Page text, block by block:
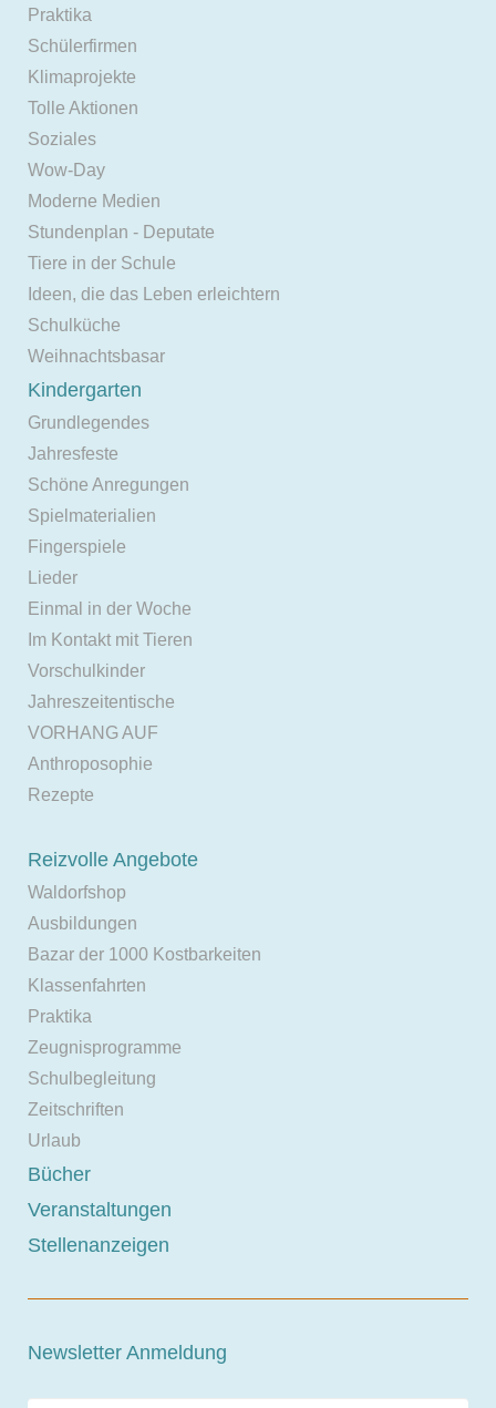
Praktika
Schülerfirmen
Klimaprojekte
Tolle Aktionen
Soziales
Wow-Day
Moderne Medien
Stundenplan - Deputate
Tiere in der Schule
Ideen, die das Leben erleichtern
Schulküche
Weihnachtsbasar
Kindergarten
Grundlegendes
Jahresfeste
Schöne Anregungen
Spielmaterialien
Fingerspiele
Lieder
Einmal in der Woche
Im Kontakt mit Tieren
Vorschulkinder
Jahreszeitentische
VORHANG AUF
Anthroposophie
Rezepte
Reizvolle Angebote
Waldorfshop
Ausbildungen
Bazar der 1000 Kostbarkeiten
Klassenfahrten
Praktika
Zeugnisprogramme
Schulbegleitung
Zeitschriften
Urlaub
Bücher
Veranstaltungen
Stellenanzeigen
Newsletter Anmeldung